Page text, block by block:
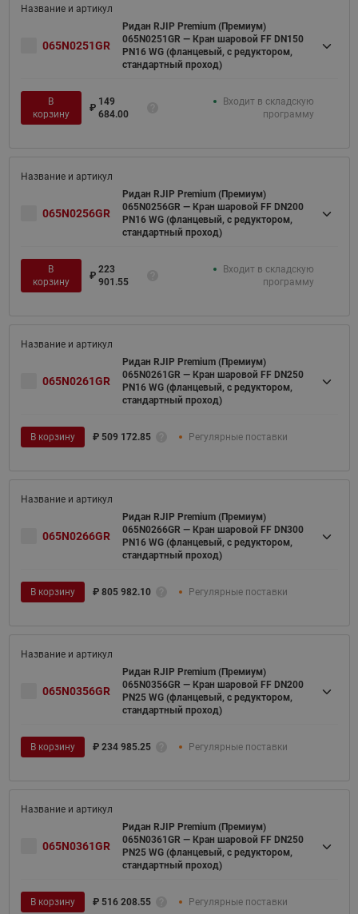
065N0251GR
Ридан RJIP Premium (Премиум)
065N0251GR — Кран шаровой FF DN150
PN16 WG (фланцевый, с редуктором,
стандартный проход)
В
корзину
₽
149
684.00
Входит в складскую
программу
065N0256GR
Ридан RJIP Premium (Премиум)
065N0256GR — Кран шаровой FF DN200
PN16 WG (фланцевый, с редуктором,
стандартный проход)
В
корзину
₽
223
901.55
Входит в складскую
программу
065N0261GR
Ридан RJIP Premium (Премиум)
065N0261GR — Кран шаровой FF DN250
PN16 WG (фланцевый, с редуктором,
стандартный проход)
В корзину ₽ 509 172.85 Регулярные поставки
065N0266GR
Ридан RJIP Premium (Премиум)
065N0266GR — Кран шаровой FF DN300
PN16 WG (фланцевый, с редуктором,
стандартный проход)
В корзину ₽ 805 982.10 Регулярные поставки
065N0356GR
Ридан RJIP Premium (Премиум)
065N0356GR — Кран шаровой FF DN200
PN25 WG (фланцевый, с редуктором,
стандартный проход)
В корзину ₽ 234 985.25 Регулярные поставки
065N0361GR
Ридан RJIP Premium (Премиум)
065N0361GR — Кран шаровой FF DN250
PN25 WG (фланцевый, с редуктором,
стандартный проход)
В корзину ₽ 516 208.55 Регулярные поставки